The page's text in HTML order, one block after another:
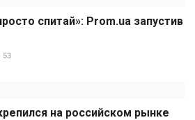
спитай»: Prom.ua запустив
53
на российском рынке